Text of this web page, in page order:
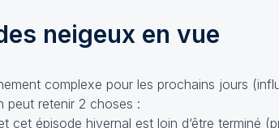
neigeux en vue
complexe pour les prochains jours
peut retenir 2 choses :
épisode hivernal est loin d‘être terminé